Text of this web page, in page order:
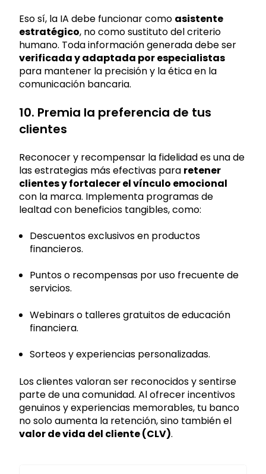
Eso sí, la IA debe funcionar como asistente
estratégico, no como sustituto del criterio
humano. Toda información generada debe ser
verificada y adaptada por especialistas
para mantener la precisión y la ética en la
comunicación bancaria.
10. Premia la preferencia de tus
clientes
Reconocer y recompensar la fidelidad es una de
las estrategias más efectivas para retener
clientes y fortalecer el vínculo emocional
con la marca. Implementa programas de
lealtad con beneficios tangibles, como:
Descuentos exclusivos en productos
financieros.
Puntos o recompensas por uso frecuente de
servicios.
Webinars o talleres gratuitos de educación
financiera.
Sorteos y experiencias personalizadas.
Los clientes valoran ser reconocidos y sentirse
parte de una comunidad. Al ofrecer incentivos
genuinos y experiencias memorables, tu banco
no solo aumenta la retención, sino también el
valor de vida del cliente (CLV).